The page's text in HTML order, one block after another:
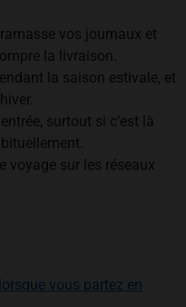
vos journaux et
la livraison.
la saison estivale, et
surtout si c’est là
voyage sur les réseaux
vous partez en